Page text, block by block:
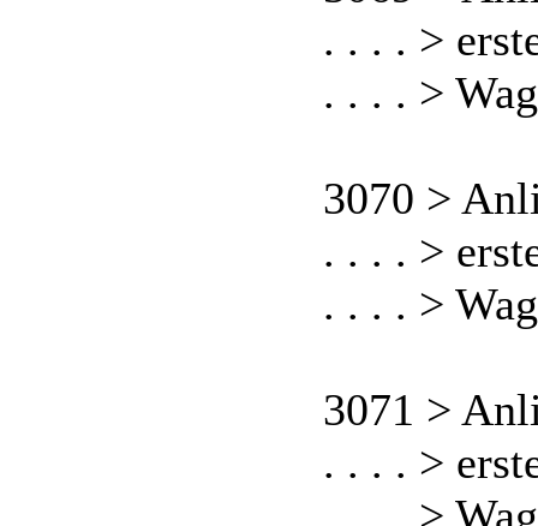
. . . . >
. . . . >
3070 >
. . . . >
. . . . >
3071 >
. . . . >
. . . . >